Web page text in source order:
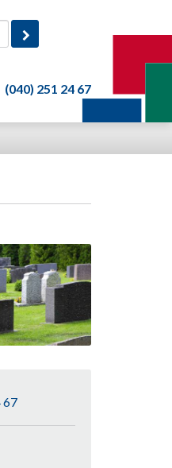
(040) 251 24 67
67